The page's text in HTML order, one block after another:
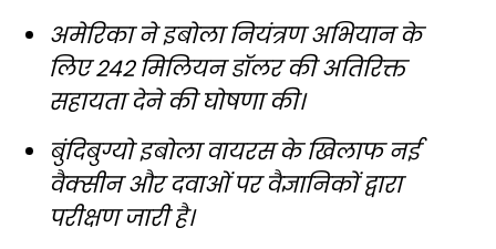
अमेरिका ने इबोला नियंत्रण अभियान के
लिए 242 मिलियन डॉलर की अतिरिक्त
सहायता देने की घोषणा की।
बुंदिबुग्यो इबोला वायरस के खिलाफ नई
वैक्सीन और दवाओं पर वैज्ञानिकों द्वारा
परीक्षण जारी है।